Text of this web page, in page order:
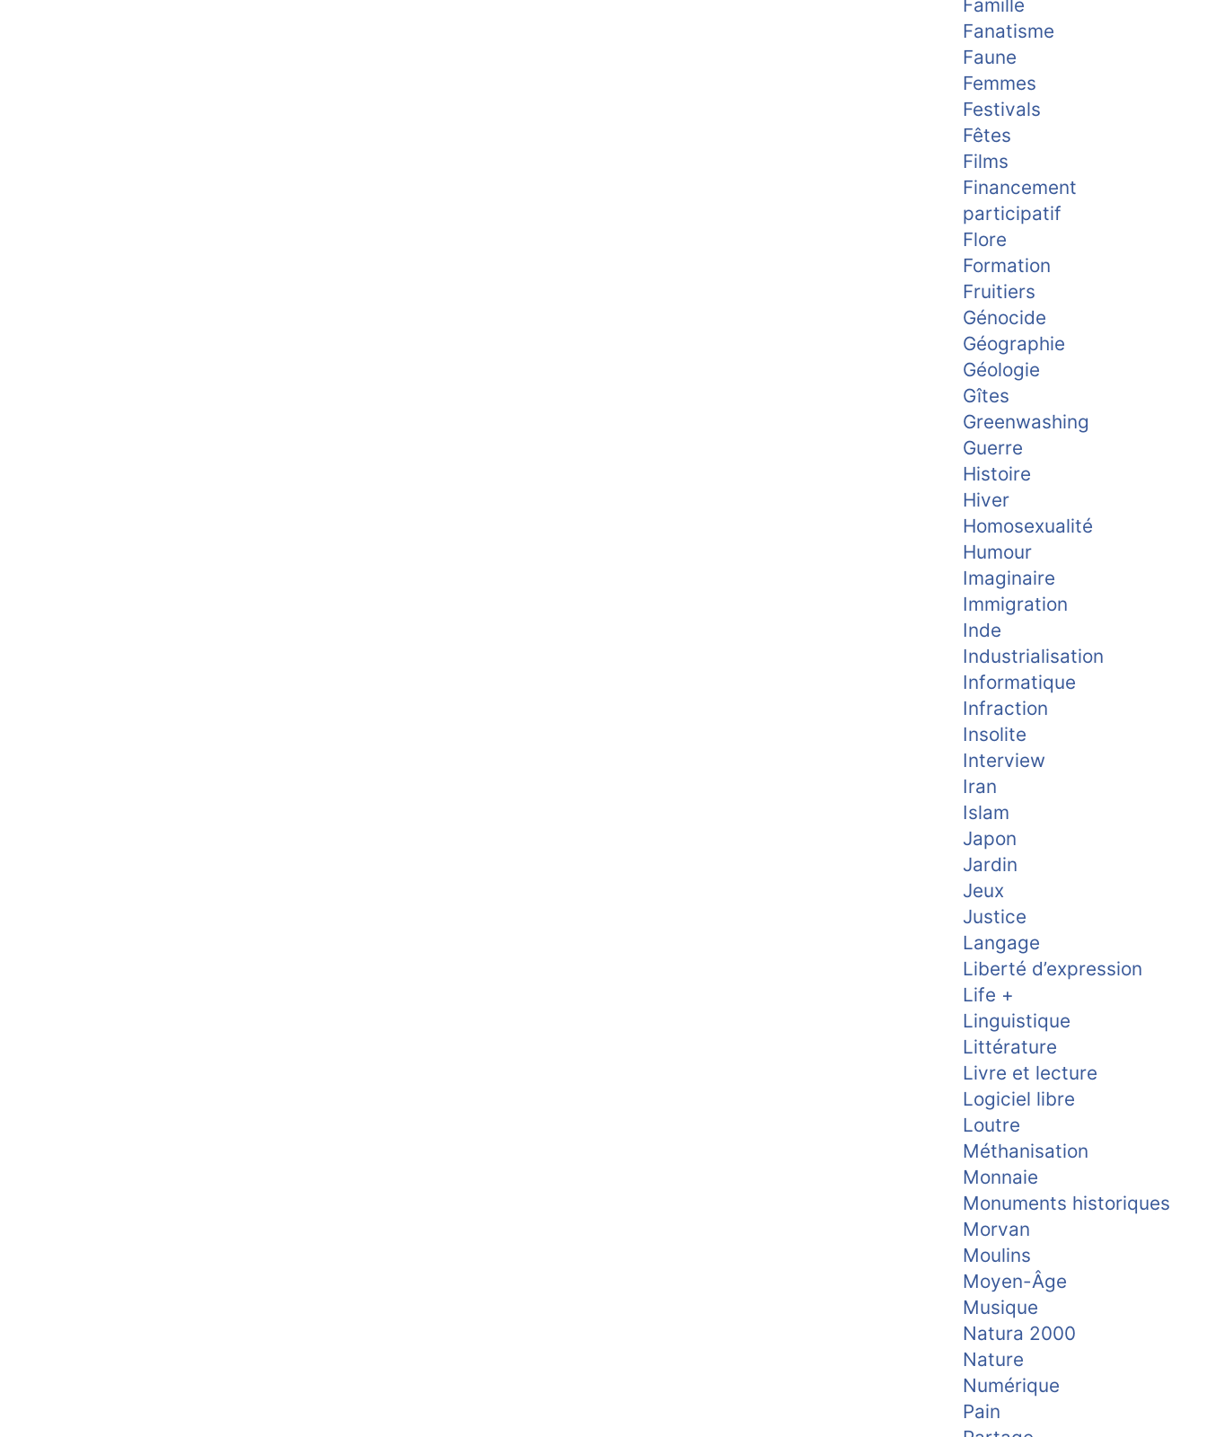
Famille
Fanatisme
Faune
Femmes
Festivals
Fêtes
Films
Financement
participatif
Flore
Formation
Fruitiers
Génocide
Géographie
Géologie
Gîtes
Greenwashing
Guerre
Histoire
Hiver
Homosexualité
Humour
Imaginaire
Immigration
Inde
Industrialisation
Informatique
Infraction
Insolite
Interview
Iran
Islam
Japon
Jardin
Jeux
Justice
Langage
Liberté d’expression
Life +
Linguistique
Littérature
Livre et lecture
Logiciel libre
Loutre
Méthanisation
Monnaie
Monuments historiques
Morvan
Moulins
Moyen-Âge
Musique
Natura 2000
Nature
Numérique
Pain